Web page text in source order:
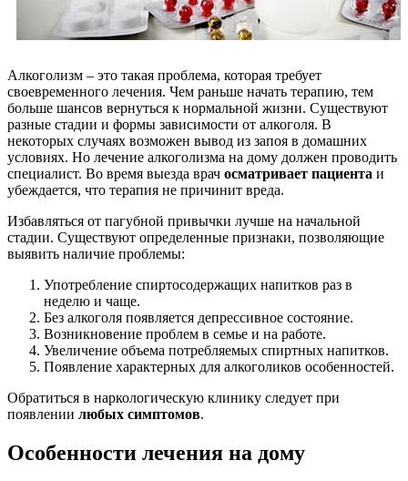
Алкоголизм – это такая проблема, которая требует
своевременного лечения. Чем раньше начать терапию, тем
больше шансов вернуться к нормальной жизни. Существуют
разные стадии и формы зависимости от алкоголя. В
некоторых случаях возможен вывод из запоя в домашних
условиях. Но лечение алкоголизма на дому должен проводить
специалист. Во время выезда врач осматривает пациента и
убеждается, что терапия не причинит вреда.
Избавляться от пагубной привычки лучше на начальной
стадии. Существуют определенные признаки, позволяющие
выявить наличие проблемы:
Употребление спиртосодержащих напитков раз в
неделю и чаще.
Без алкоголя появляется депрессивное состояние.
Возникновение проблем в семье и на работе.
Увеличение объема потребляемых спиртных напитков.
Появление характерных для алкоголиков особенностей.
Обратиться в наркологическую клинику следует при
появлении любых симптомов.
Особенности лечения на дому